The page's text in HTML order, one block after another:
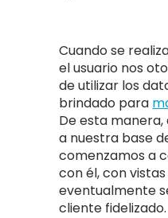
Cuando se
el usuario nos
de utilizar los
brindado para
De esta
a nuestra base
comenzamos a
con él, con
eventualmente
cliente fidelizado.